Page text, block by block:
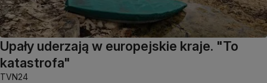
Upały uderzają w europejskie kraje. "To
katastrofa"
TVN24